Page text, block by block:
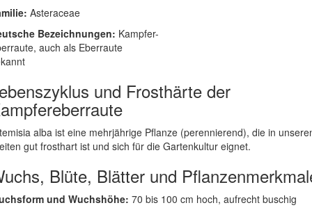
Asteraceae
Bezeichnungen: Kampfer-
auch als Eberraute
und Frosthärte der
alba ist eine mehrjährige Pflanze (perennierend), die in
gut frosthart ist und sich für die Gartenkultur eignet.
Blüte, Blätter und
und Wuchshöhe: 70 bis 100 cm hoch, aufrecht buschig